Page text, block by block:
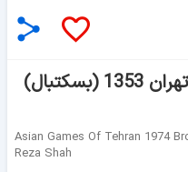
مدال آویز بازی های آسیایی تهران 1353 (بسکتبال)
Asian Games Of Tehran 1974
Reza Shah